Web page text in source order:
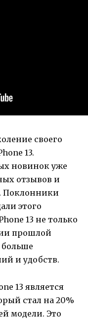
своего
13.
новинок уже
отзывов и
Поклонники
этого
13 не только
прошлой
и удобств.
13 является
стал на 20%
модели. Это